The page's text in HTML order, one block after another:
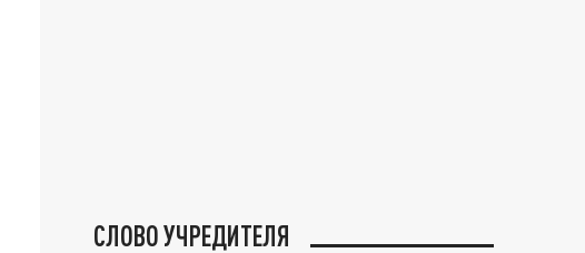
СЛОВО УЧРЕДИТЕЛЯ